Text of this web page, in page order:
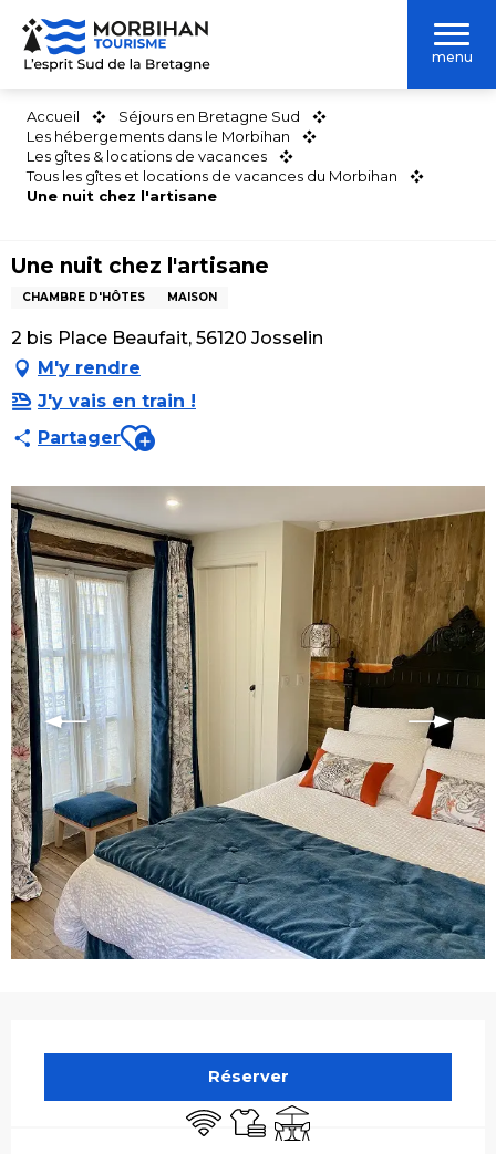
Aller
contenu
menu
Accueil
Séjours en Bretagne Sud
Les hébergements dans le Morbihan
Les gîtes & locations de vacances
Tous les gîtes et locations de vacances du Morbihan
Une nuit chez l'artisane
Une nuit chez l'artisane
CHAMBRE D'HÔTES MAISON
2 bis Place Beaufait, 56120 Josselin
M'y rendre
J'y vais en train !
PartagerAjouter aux favoris
Réserver
WiFi Draps et linge
Terrasse